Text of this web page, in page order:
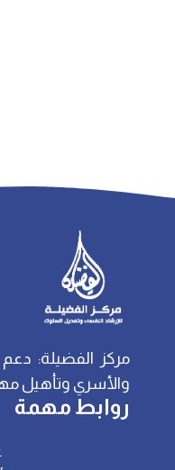
مركز الفضيلة:
والأسري وتأهيل
روابط مهمة